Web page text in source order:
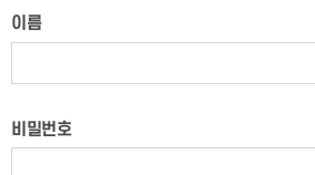
이름
비밀번호